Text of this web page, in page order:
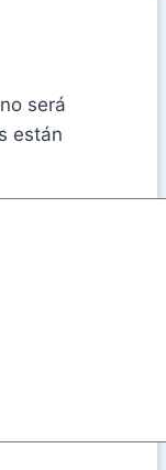
será
están